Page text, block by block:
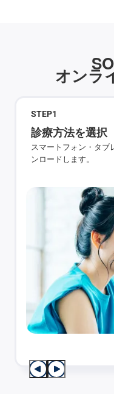
オンラ
STEP1
診療方法を選択
スマートフォン・タブ
ンロードします。